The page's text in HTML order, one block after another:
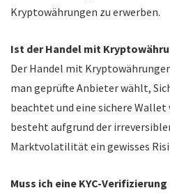
Kryptowährungen zu erwerben.
Ist der Handel mit
Der Handel mit
man geprüfte Anbieter wählt,
beachtet und eine sichere Wallet
besteht aufgrund der
Marktvolatilität ein gewisses
Muss ich eine KYC-